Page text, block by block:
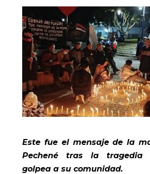
Este fue el mensaje de la
Pechené tras la tragedia
golpea a su comunidad.